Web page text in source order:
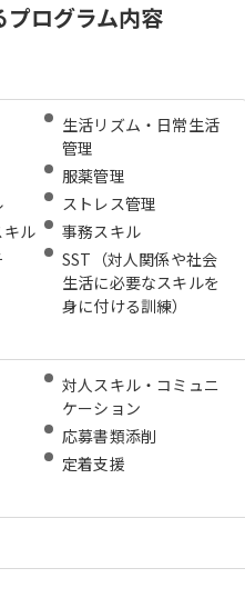
ログラム内容
生活リズム・日常生活
管理
服薬管理
ストレス管理
キル
事務スキル
SST（対人関係や社会
生活に必要なスキルを
身に付ける訓練）
対人スキル・コミュニ
ケーション
応募書類添削
定着支援